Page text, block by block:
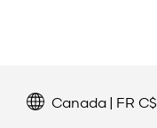
Canada | FR C$